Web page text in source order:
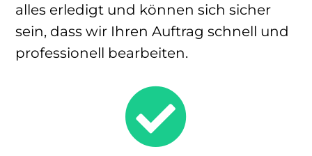
alles erledigt und können sich sicher
sein, dass wir Ihren Auftrag schnell und
professionell bearbeiten.
